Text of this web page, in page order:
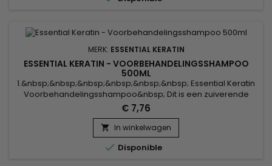
MERK: ESSENTIAL KERATIN
ESSENTIAL KERATIN - VOORBEHANDELINGSSHAMPOO
500ML
1.&nbsp;&nbsp;&nbsp;&nbsp;&nbsp;&nbsp; Essential Keratin
Voorbehandelingsshampoo&nbsp; Dit is een zuiverende
shampoo op basis van Aloë Vera en Macadamia-
olie.&nbsp; Reinigt grondig, verwijdert alle opeengehoopte
restjes (lak, stylingproducten, vervuiling). De zuiverende
shampoo ontgift, opent de haarschubben zodat de keratine
optimaal kan intrekken en...
€ 7,76
 In winkelwagen
 Disponible